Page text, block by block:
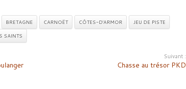
BRETAGNE CARNOËT CÔTES-D'ARMOR
JEU DE PISTE
SAINTS
Suivant :
Chasse au trésor PKD